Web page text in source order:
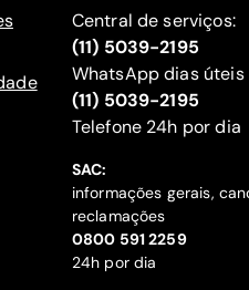
Central de serviços:
(11) 5039-2195
WhatsApp dias úteis
(11) 5039-2195
‍Telefone 24h por dia
SAC:
informações gerais,
reclamações
‍0800 591 2259
24h por dia